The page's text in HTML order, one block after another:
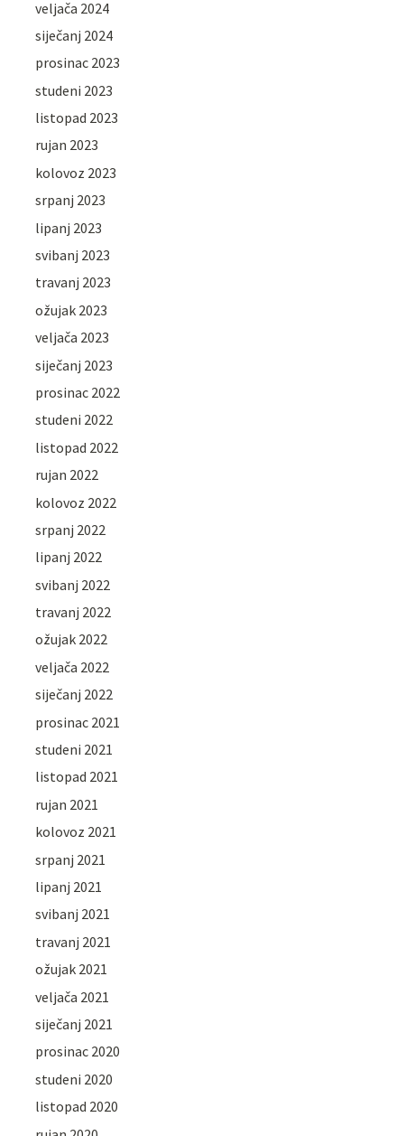
veljača 2024
siječanj 2024
prosinac 2023
studeni 2023
listopad 2023
rujan 2023
kolovoz 2023
srpanj 2023
lipanj 2023
svibanj 2023
travanj 2023
ožujak 2023
veljača 2023
siječanj 2023
prosinac 2022
studeni 2022
listopad 2022
rujan 2022
kolovoz 2022
srpanj 2022
lipanj 2022
svibanj 2022
travanj 2022
ožujak 2022
veljača 2022
siječanj 2022
prosinac 2021
studeni 2021
listopad 2021
rujan 2021
kolovoz 2021
srpanj 2021
lipanj 2021
svibanj 2021
travanj 2021
ožujak 2021
veljača 2021
siječanj 2021
prosinac 2020
studeni 2020
listopad 2020